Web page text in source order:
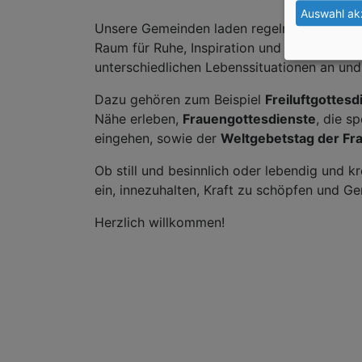
Unsere Gemeinden laden regelmäßig zu
Raum für Ruhe, Inspiration und neue
unterschiedlichen Lebenssituationen an
Dazu gehören zum Beispiel
Nähe erleben, Frauengottesdienste, die
eingehen, sowie der Weltgebetstag der
Ob still und besinnlich oder lebendig und
ein, innezuhalten, Kraft zu schöpfen und
Herzlich willkommen!
Auswahl